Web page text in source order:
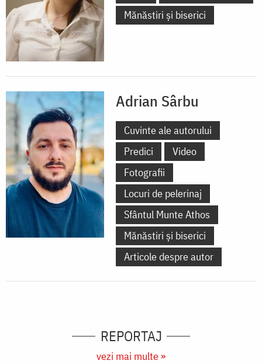
Mănăstiri și biserici
Adrian Sârbu
Cuvinte ale autorului
Predici
Video
Fotografii
Locuri de pelerinaj
Sfântul Munte Athos
Mănăstiri și biserici
Articole despre autor
REPORTAJ
vezi mai multe »